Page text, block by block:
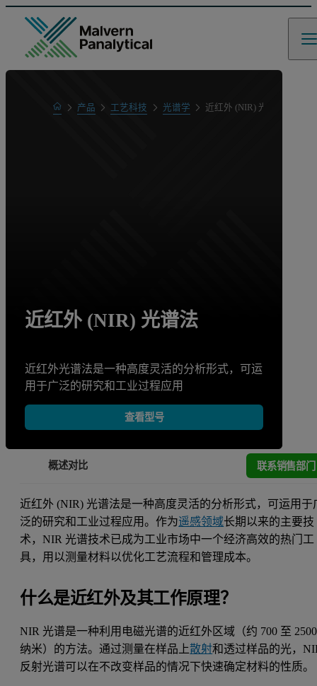
Home产品 工艺科技 光谱学 近红外 (NIR) 光谱法
近红外 (NIR) 光谱法
近红外光谱法是一种高度灵活的分析形式，可运
用于广泛的研究和工业过程应用
查看型号
概述对比 联系销售部门
近红外 (NIR) 光谱法是一种高度灵活的分析形式，可运用于
泛的研究和工业过程应用。作为遥感领域长期以来的主要技
术，NIR 光谱技术已成为工业市场中一个经济高效的热门工
具，用以测量材料以优化工艺流程和管理成本。
什么是近红外及其工作原理？
NIR 光谱是一种利用电磁光谱的近红外区域（约 700 至 2500
纳米）的方法。通过测量在样品上散射和透过样品的光，
反射光谱可以在不改变样品的情况下快速确定材料的性质。